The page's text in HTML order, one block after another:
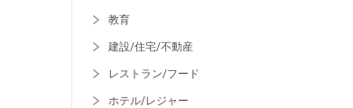
教育
建設/住宅/不動産
レストラン/フード
ホテル/レジャー